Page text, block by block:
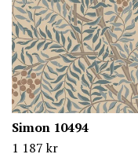
Simon 10494
1 187 kr